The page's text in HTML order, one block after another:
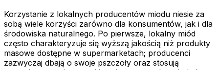
Korzystanie z lokalnych producentów miodu niesie za
sobą wiele korzyści zarówno dla konsumentów, jak i dla
środowiska naturalnego. Po pierwsze, lokalny miód
często charakteryzuje się wyższą jakością niż produkty
masowe dostępne w supermarketach; producenci
zazwyczaj dbają o swoje pszczoły oraz stosują